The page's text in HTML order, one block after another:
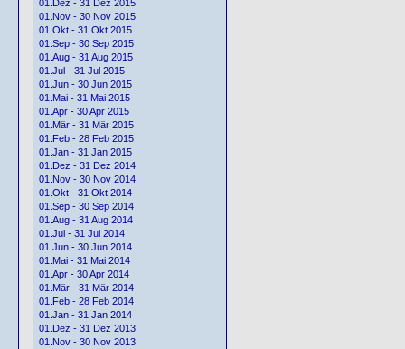
01.Dez - 31 Dez 2015
01.Nov - 30 Nov 2015
01.Okt - 31 Okt 2015
01.Sep - 30 Sep 2015
01.Aug - 31 Aug 2015
01.Jul - 31 Jul 2015
01.Jun - 30 Jun 2015
01.Mai - 31 Mai 2015
01.Apr - 30 Apr 2015
01.Mär - 31 Mär 2015
01.Feb - 28 Feb 2015
01.Jan - 31 Jan 2015
01.Dez - 31 Dez 2014
01.Nov - 30 Nov 2014
01.Okt - 31 Okt 2014
01.Sep - 30 Sep 2014
01.Aug - 31 Aug 2014
01.Jul - 31 Jul 2014
01.Jun - 30 Jun 2014
01.Mai - 31 Mai 2014
01.Apr - 30 Apr 2014
01.Mär - 31 Mär 2014
01.Feb - 28 Feb 2014
01.Jan - 31 Jan 2014
01.Dez - 31 Dez 2013
01.Nov - 30 Nov 2013